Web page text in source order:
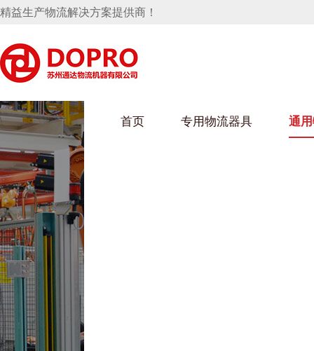
精益生产物流解决方案提供商！
首页 专用物流器具
葫芦娃下载最污架
盘 保险杠料架
冲压件料架
仪表盘料架
消声器料架
通
车
料架
桶水箱支架
行业
行业